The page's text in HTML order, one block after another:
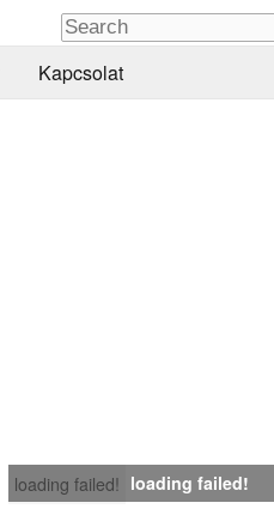
Kapcsolat
loading failed! loading failed!